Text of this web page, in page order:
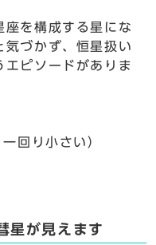
座を構成する星にな
気づかず、恒星扱い
エピソードがありま
回り小さい）
星が見えます